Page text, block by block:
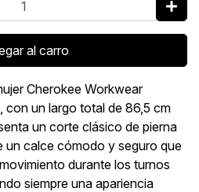
al carro
Cherokee Workwear
con un largo total de 86,5 cm
un corte clásico de pierna
un calce cómodo y seguro que
durante los turnos
siempre una apariencia